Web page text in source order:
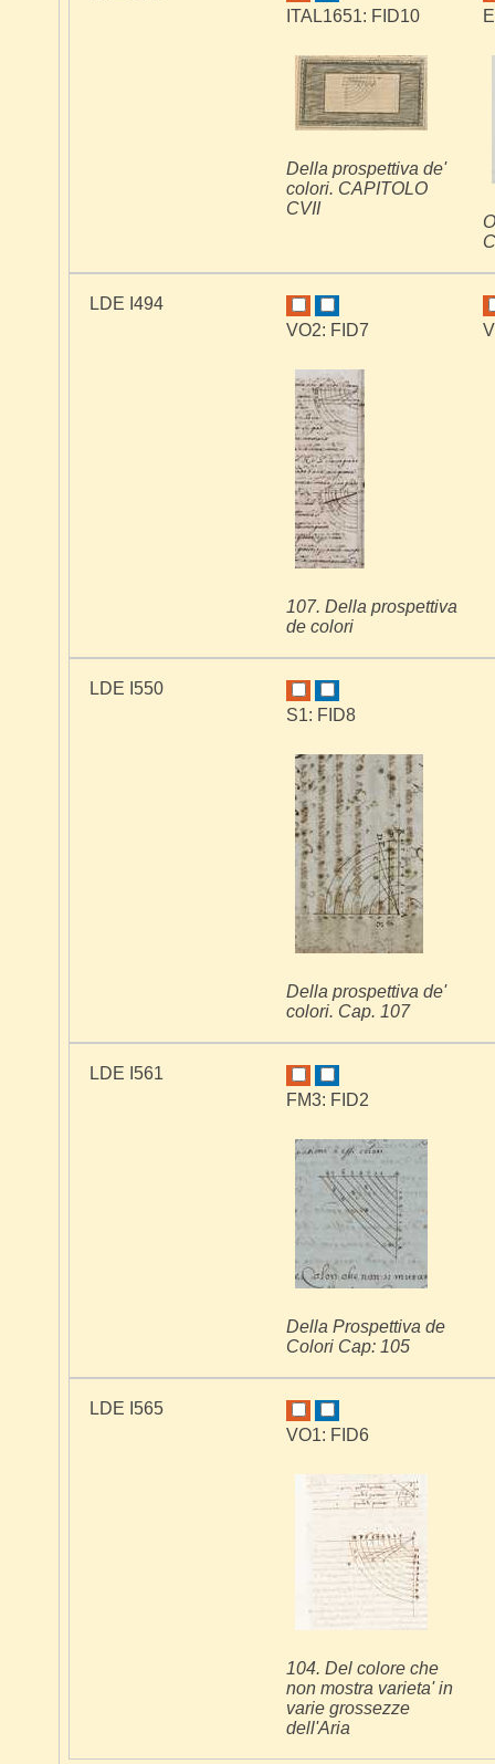
ITAL1651: FID10
Della prospettiva de'
colori. CAPITOLO
CVII
LDE I494
VO2: FID7
107. Della prospettiva
de colori
LDE I550
S1: FID8
Della prospettiva de'
colori. Cap. 107
LDE I561
FM3: FID2
Della Prospettiva de
Colori Cap: 105
LDE I565
VO1: FID6
104. Del colore che
non mostra varieta' in
varie grossezze
dell'Aria